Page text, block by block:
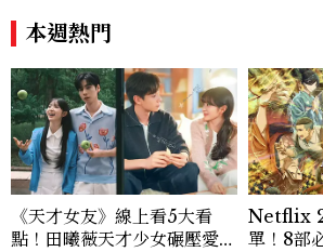
選！12星座最難被改變的一
面本週熱門
《天才女友》線上看5大看
點！田曦薇天才少女碾壓愛因
Netflix
單！8部